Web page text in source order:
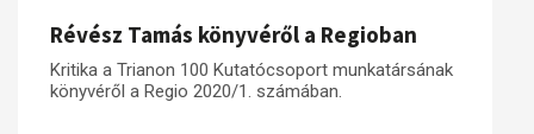
Révész Tamás könyvéről a Regioban
Kritika a Trianon 100 Kutatócsoport munkatársának
könyvéről a Regio 2020/1. számában.